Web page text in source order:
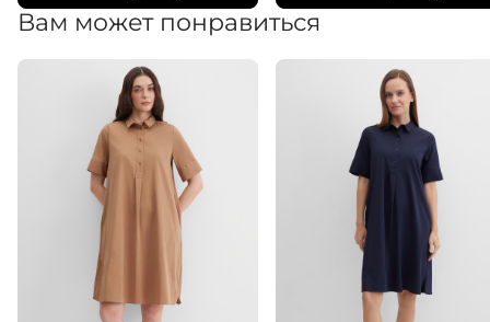
Вам может понравиться